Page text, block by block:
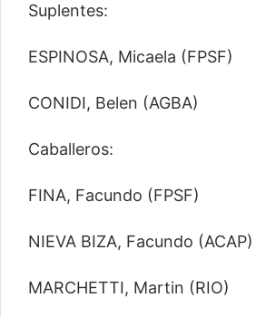
Suplentes:
ESPINOSA, Micaela (FPSF)
CONIDI, Belen (AGBA)
Caballeros:
FINA, Facundo (FPSF)
NIEVA BIZA, Facundo (ACAP)
MARCHETTI, Martin (RIO)